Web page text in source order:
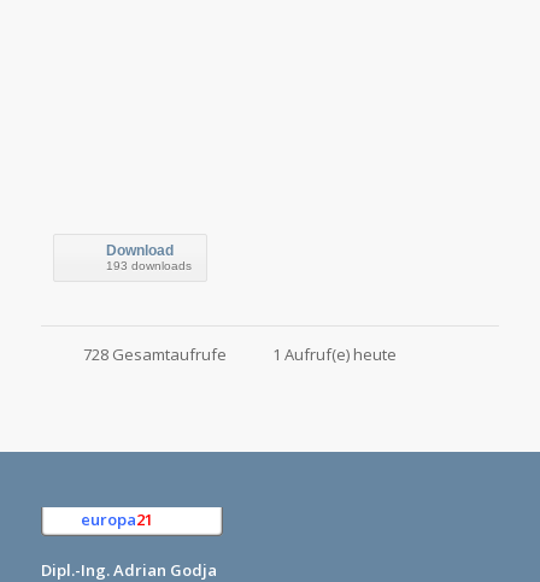
Download
193 downloads
728 Gesamtaufrufe 1 Aufruf(e) heute
europa21
Dipl.-Ing. Adrian Godja